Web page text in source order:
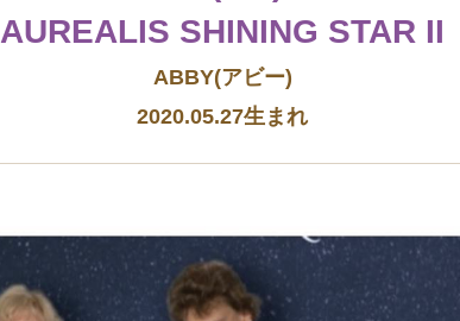
AUREALIS SHINING STAR II
ABBY(アビー)
2020.05.27生まれ